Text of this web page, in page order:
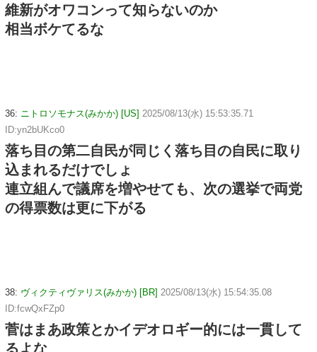
維新がオワコンって知らないのか
相当ボケてるな
36: ニトロソモナス(みかか) [US] 2025/08/13(水) 15:53:35.71
ID:yn2bUKco0
落ち目の第二自民が同じく落ち目の自民に取り
込まれるだけでしょ
連立組んで議席を増やせても、次の選挙で両党
の得票数は更に下がる
38: ヴィクティヴァリス(みかか) [BR] 2025/08/13(水) 15:54:35.08
ID:fcwQxFZp0
菅はまあ政策とかイデオロギー的には一貫して
るよな